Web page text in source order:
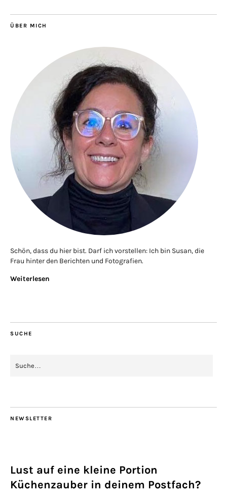
ÜBER MICH
Schön, dass du hier bist. Darf ich vorstellen: Ich bin Susan, die
Frau hinter den Berichten und Fotografien.
Weiterlesen
SUCHE
NEWSLETTER
Lust auf eine kleine Portion
Küchenzauber in deinem Postfach?